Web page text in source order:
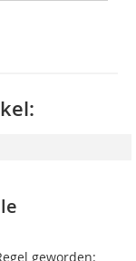
geworden: